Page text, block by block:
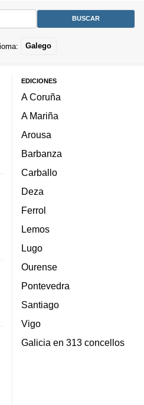
Galego
EDICIONES
A Coruña
A Mariña
Arousa
Barbanza
Carballo
Deza
Ferrol
Lemos
Lugo
Ourense
Pontevedra
Santiago
Vigo
Galicia en 313 concellos